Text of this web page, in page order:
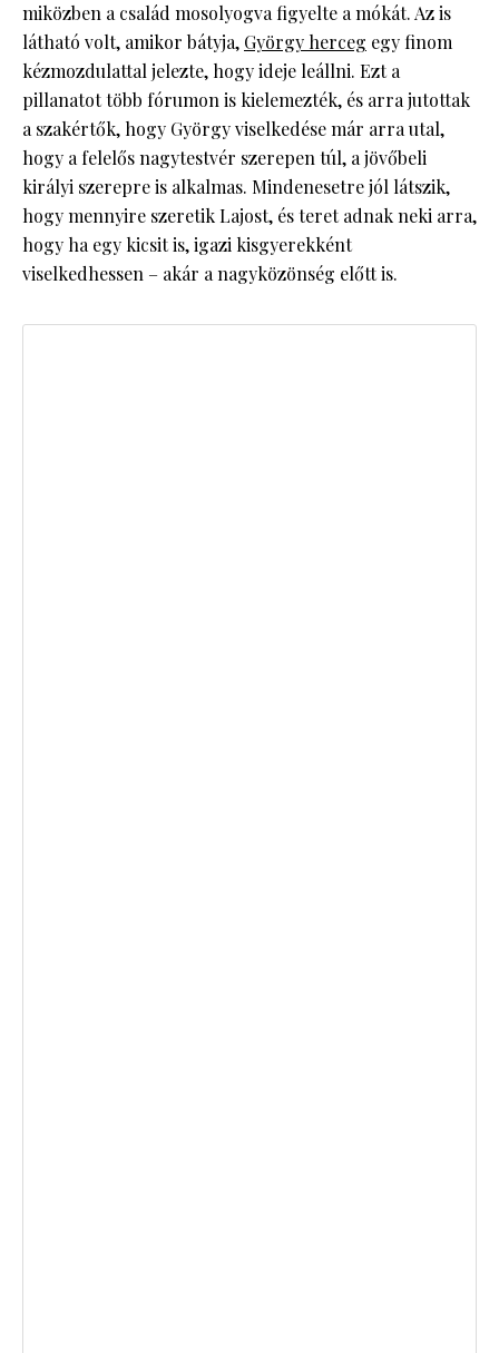
miközben a család mosolyogva figyelte a mókát. Az is
látható volt, amikor bátyja, György herceg egy finom
kézmozdulattal jelezte, hogy ideje leállni. Ezt a
pillanatot több fórumon is kielemezték, és arra jutottak
a szakértők, hogy György viselkedése már arra utal,
hogy a felelős nagytestvér szerepen túl, a jövőbeli
királyi szerepre is alkalmas. Mindenesetre jól látszik,
hogy mennyire szeretik Lajost, és teret adnak neki arra,
hogy ha egy kicsit is, igazi kisgyerekként
viselkedhessen – akár a nagyközönség előtt is.